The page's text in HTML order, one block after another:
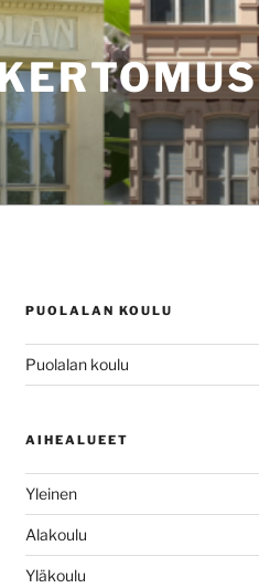
PUOLALAN KOULU
Puolalan koulu
AIHEALUEET
Yleinen
Alakoulu
Yläkoulu